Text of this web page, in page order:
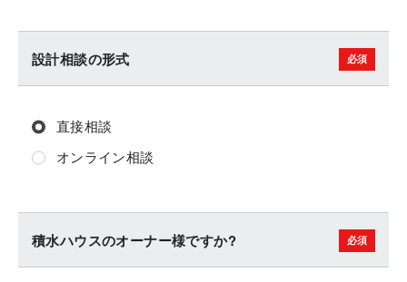
設計相談の形式
直接相談
オンライン相談
積水ハウスのオーナー様ですか?